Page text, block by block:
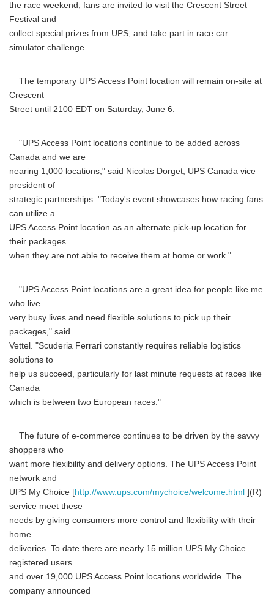
the race weekend, fans are invited to visit the Crescent Street
Festival and
collect special prizes from UPS, and take part in race car
simulator challenge.
The temporary UPS Access Point location will remain on-site at
Crescent
Street until 2100 EDT on Saturday, June 6.
"UPS Access Point locations continue to be added across
Canada and we are
nearing 1,000 locations," said Nicolas Dorget, UPS Canada vice
president of
strategic partnerships. "Today's event showcases how racing fans
can utilize a
UPS Access Point location as an alternate pick-up location for
their packages
when they are not able to receive them at home or work."
"UPS Access Point locations are a great idea for people like me
who live
very busy lives and need flexible solutions to pick up their
packages," said
Vettel. "Scuderia Ferrari constantly requires reliable logistics
solutions to
help us succeed, particularly for last minute requests at races like
Canada
which is between two European races."
The future of e-commerce continues to be driven by the savvy
shoppers who
want more flexibility and delivery options. The UPS Access Point
network and
UPS My Choice [http://www.ups.com/mychoice/welcome.html ](R)
service meet these
needs by giving consumers more control and flexibility with their
home
deliveries. To date there are nearly 15 million UPS My Choice
registered users
and over 19,000 UPS Access Point locations worldwide. The
company announced